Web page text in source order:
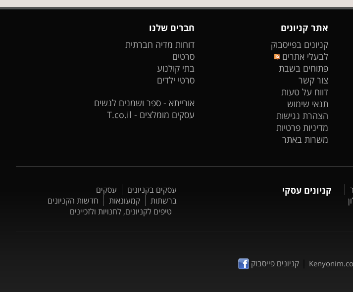
אתר קניונים
קניונים בפייסבוק
לבעלי אתרים
פתוחים בשבת
צור קשר
דווח על טעות
תנאי שימוש
הצהרת נגישות
מדיניות פרטיות
משרות באתר
חברים שלנו
דוחות מדיה חברתית
סרטים
בתי קולנוע
סרטי ילדים
אורייתא - ספר ושמנים לנשים
עסקים מומלצים - T.co.il
קניונים עסקי עסקים בקניונים
עסקים
ברשתות
קמעונאות
חדשות הקניונים
טיפים לקניונים, לחנויות ולזכיינים
|קניונים פייסבוק